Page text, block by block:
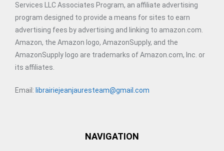
Services LLC Associates Program, an affiliate advertising
program designed to provide a means for sites to earn
advertising fees by advertising and linking to amazon.com.
Amazon, the Amazon logo, AmazonSupply, and the
AmazonSupply logo are trademarks of Amazon.com, Inc. or
its affiliates.
Email: librairiejeanjauresteam@gmail.com
NAVIGATION